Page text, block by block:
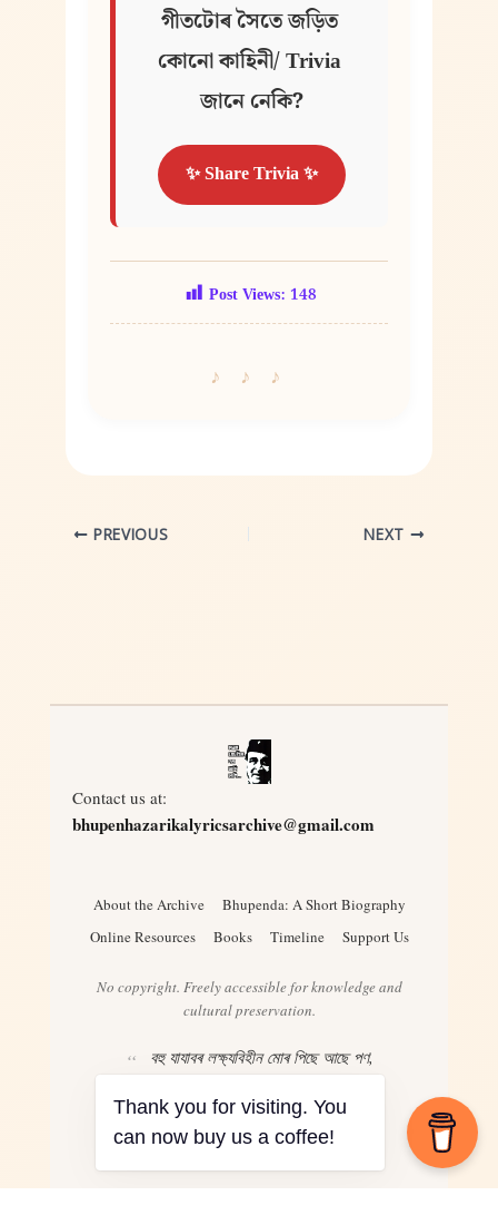
গীতটোৰ সৈতে জড়িত
কোনো কাহিনী/ Trivia
জানে নেকি?
✨ Share Trivia ✨
Post Views: 148
PREVIOUS NEXT
Contact us at:
bhupenhazarikalyricsarchive@gmail.com
About the Archive
Bhupenda: A Short Biography
Online Resources
Books Timeline Support Us
No copyright. Freely accessible for knowledge and
cultural preservation.
বহু যাযাবৰ লক্ষ্যবিহীন মোৰ পিছে আছে পণ,
– Bhupen Hazarika
Thank you for visiting. You
can now buy us a coffee!